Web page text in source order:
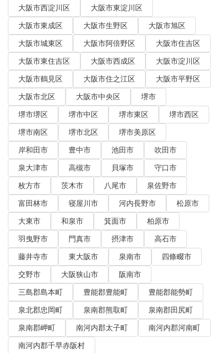
大阪市西淀川区
大阪市東淀川区
大阪市東成区
大阪市生野区
大阪市旭区
大阪市城東区
大阪市阿倍野区
大阪市住吉区
大阪市東住吉区
大阪市西成区
大阪市淀川区
大阪市鶴見区
大阪市住之江区
大阪市平野区
大阪市北区
大阪市中央区
堺市
堺市堺区
堺市中区 堺市東区
堺市西区
堺市南区
堺市北区
堺市美原区
岸和田市
豊中市 池田市
吹田市
泉大津市
高槻市 貝塚市
守口市
枚方市
茨木市 八尾市
泉佐野市
富田林市
寝屋川市 河内長野市
松原市
大東市
和泉市 箕面市
柏原市
羽曳野市
門真市 摂津市
高石市
藤井寺市
東大阪市 泉南市
四條畷市
交野市
大阪狭山市
阪南市
三島郡島本町
豊能郡豊能町
豊能郡能勢町
泉北郡忠岡町
泉南郡熊取町
泉南郡田尻町
泉南郡岬町
南河内郡太子町
南河内郡河南町
南河内郡千早赤阪村